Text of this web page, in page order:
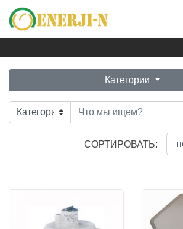
Категории
СОРТИРОВАТЬ: